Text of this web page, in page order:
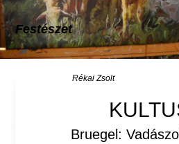
Festészet
Rékai Zsolt
Bruegel: